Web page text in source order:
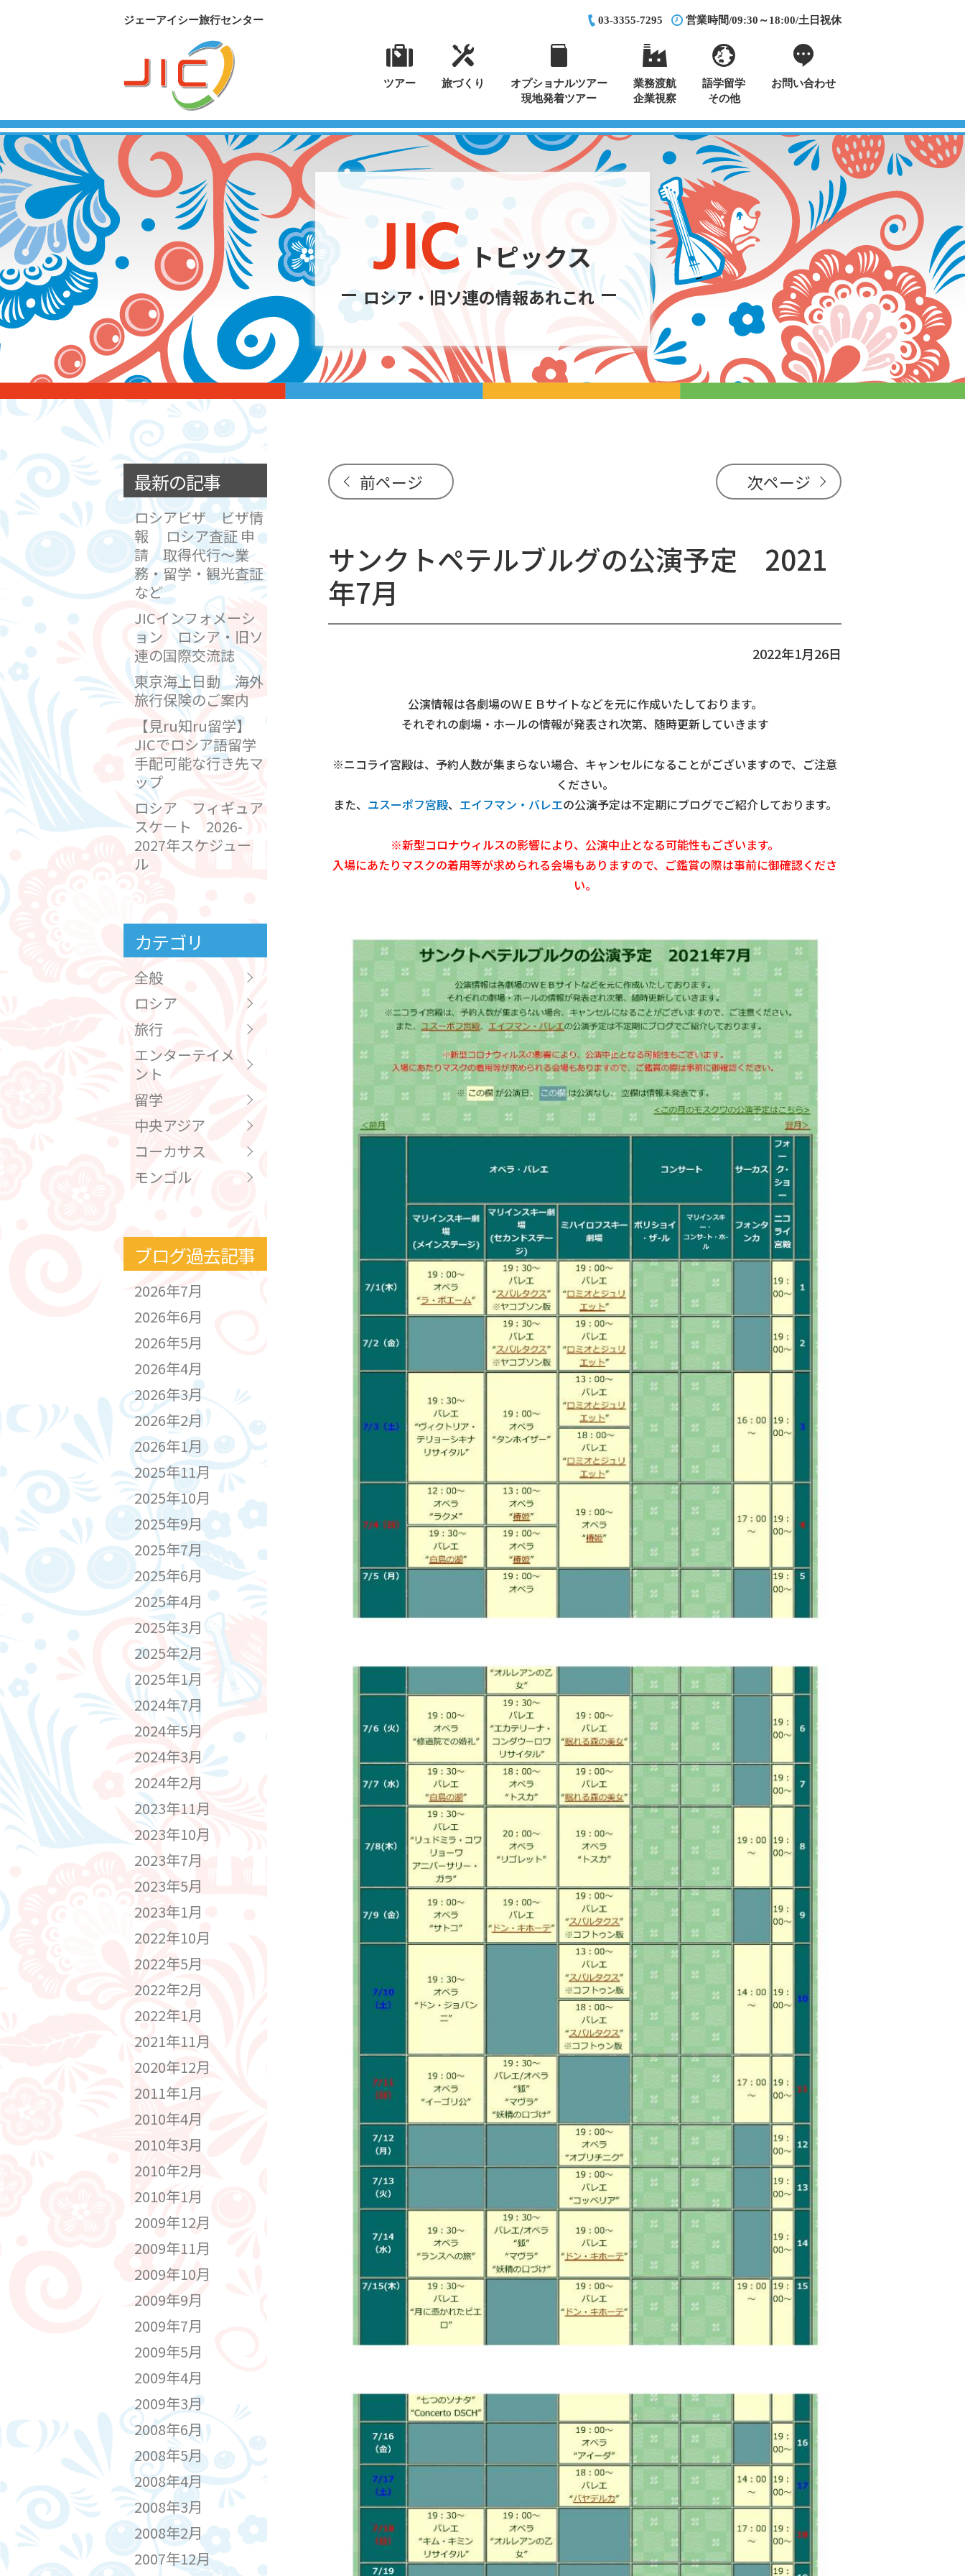
ジェーアイシー旅行センター 03-3355-7295 営業時間/09:30～18:00/土日祝休
ツアー 旅づくり
オプショナルツアー
現地発着ツアー
業務渡航
企業視察
語学留学
その他
お問い合わせ
トピックス
ロシア・旧ソ連の情報あれこれ
前ページ 次ページ
サンクトペテルブルグの公演予定 2021
年7月
2022年1月26日
公演情報は各劇場のＷＥＢサイトなどを元に作成いたしております。
それぞれの劇場・ホールの情報が発表され次第、随時更新していきます
※ニコライ宮殿は、予約人数が集まらない場合、キャンセルになることがございますので、ご注意
ください。
また、 ユスーポフ宮殿、 エイフマン・バレエの公演予定は不定期にブログでご紹介しております。
※新型コロナウィルスの影響により、公演中止となる可能性もございます。
入場にあたりマスクの着用等が求められる会場もありますので、ご鑑賞の際は事前に御確認くださ
い。
最新の記事
ロシアビザ ビザ情
報 ロシア査証 申
請 取得代行～業
務・留学・観光査証
など
JICインフォメーシ
ョン ロシア・旧ソ
連の国際交流誌
東京海上日動 海外
旅行保険のご案内
【見ru知ru留学】
JICでロシア語留学
手配可能な行き先マ
ップ
ロシア フィギュア
スケート 2026-
2027年スケジュー
ル
カテゴリ
全般
ロシア
旅行
エンターテイメ
ント
留学
中央アジア
コーカサス
モンゴル
ブログ過去記事
2026年7月
2026年6月
2026年5月
2026年4月
2026年3月
2026年2月
2026年1月
2025年11月
2025年10月
2025年9月
2025年7月
2025年6月
2025年4月
2025年3月
2025年2月
2025年1月
2024年7月
2024年5月
2024年3月
2024年2月
2023年11月
2023年10月
2023年7月
2023年5月
2023年1月
2022年10月
2022年5月
2022年2月
2022年1月
2021年11月
2020年12月
2011年1月
2010年4月
2010年3月
2010年2月
2010年1月
2009年12月
2009年11月
2009年10月
2009年9月
2009年7月
2009年5月
2009年4月
2009年3月
2008年6月
2008年5月
2008年4月
2008年3月
2008年2月
2007年12月